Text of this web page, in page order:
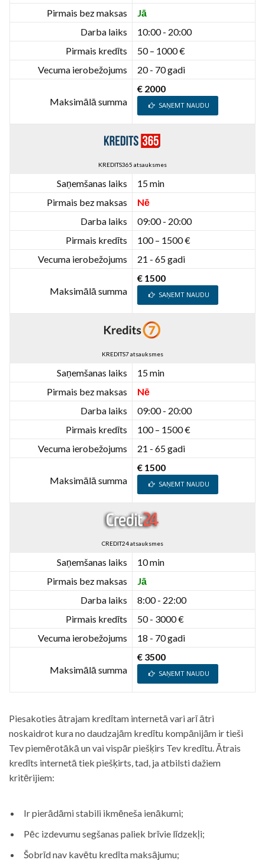
Pirmais bez maksas
Jā
Darba laiks
10:00 - 20:00
Pirmais kredīts
50 – 1000 €
Vecuma ierobežojums
20 - 70 gadi
Maksimālā summa
€ 2000
SAŅEMT NAUDU
KREDITS365 atsauksmes
Saņemšanas laiks
15 min
Pirmais bez maksas
Nē
Darba laiks
09:00 - 20:00
Pirmais kredīts
100 – 1500 €
Vecuma ierobežojums
21 - 65 gadi
Maksimālā summa
€ 1500
SAŅEMT NAUDU
KREDITS7 atsauksmes
Saņemšanas laiks
15 min
Pirmais bez maksas
Nē
Darba laiks
09:00 - 20:00
Pirmais kredīts
100 – 1500 €
Vecuma ierobežojums
21 - 65 gadi
Maksimālā summa
€ 1500
SAŅEMT NAUDU
CREDIT24 atsauksmes
Saņemšanas laiks
10 min
Pirmais bez maksas
Jā
Darba laiks
8:00 - 22:00
Pirmais kredīts
50 - 3000 €
Vecuma ierobežojums
18 - 70 gadi
Maksimālā summa
€ 3500
SAŅEMT NAUDU
Piesakoties ātrajam kredītam internetā vari arī ātri
noskaidrot kura no daudzajām kredītu kompānijām ir tieši
Tev piemērotākā un vai vispār piešķirs Tev kredītu. Ātrais
kredīts internetā tiek piešķirts, tad, ja atbilsti dažiem
kritērijiem:
Ir pierādāmi stabili ikmēneša ienākumi;
Pēc izdevumu segšanas paliek brīvie līdzekļi;
Šobrīd nav kavētu kredīta maksājumu;